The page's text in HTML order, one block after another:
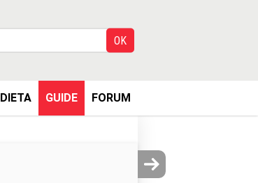
DIETA GUIDE FORUM